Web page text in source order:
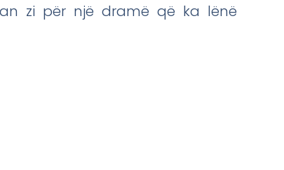
zi për një dramë që ka lënë